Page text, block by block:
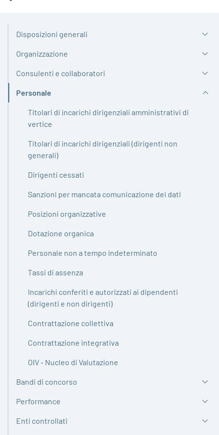
Disposizioni generali
Organizzazione
Consulenti e collaboratori
Personale
Attivo
Titolari di incarichi dirigenziali amministrativi di
vertice
Titolari di incarichi dirigenziali (dirigenti non
generali)
Dirigenti cessati
Sanzioni per mancata comunicazione dei dati
Posizioni organizzative
Dotazione organica
Personale non a tempo indeterminato
Tassi di assenza
Incarichi conferiti e autorizzati ai dipendenti
(dirigenti e non dirigenti)
Contrattazione collettiva
Contrattazione integrativa
OIV - Nucleo di Valutazione
Bandi di concorso
Performance
Enti controllati